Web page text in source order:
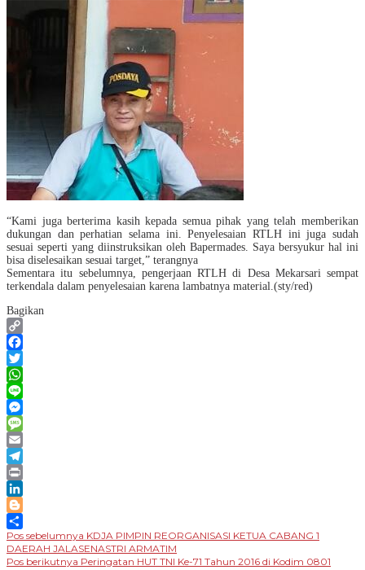
“Kami juga berterima kasih kepada semua pihak yang telah memberikan
dukungan dan perhatian selama ini. Penyelesaian RTLH ini juga sudah
sesuai seperti yang diinstruksikan oleh Bapermades. Saya bersyukur hal ini
bisa diselesaikan sesuai target,” terangnya
Sementara itu sebelumnya, pengerjaan RTLH di Desa Mekarsari sempat
terkendala dalam penyelesaian karena lambatnya material.(sty/red)
Bagikan
Copy
Link
Facebook
Twitter
WhatsApp
Line
Messenger
Message
Email
Telegram
Print
LinkedIn
Blogger
Share
Navigasi
pos
Pos sebelumnya KDJA PIMPIN REORGANISASI KETUA CABANG 1
DAERAH JALASENASTRI ARMATIM
Pos berikutnya Peringatan HUT TNI Ke-71 Tahun 2016 di Kodim 0801